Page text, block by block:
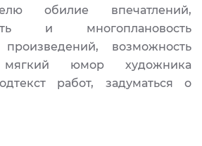
обилие впечатлений,
и многоплановость
возможность
мягкий юмор художника
работ, задуматься о